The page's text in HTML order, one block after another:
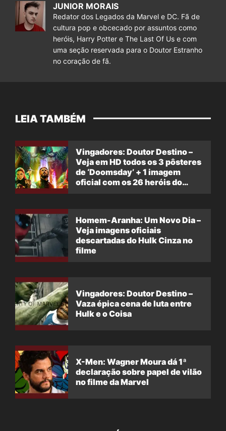
JUNIOR MORAIS
Redator dos Legados da Marvel e DC. Fã de
cultura pop e obcecado por assuntos como
heróis, Harry Potter e The Last Of Us e com
uma seção reservada para o Doutor Estranho
no coração de fã.
LEIA TAMBÉM
Vingadores: Doutor Destino –
Veja em HD todos os 3 pôsteres
de ‘Doomsday’ + 1 imagem
oficial com os 26 heróis do
Homem-Aranha: Um Novo Dia –
Veja imagens oficiais
descartadas do Hulk Cinza no
filme
Vingadores: Doutor Destino –
Vaza épica cena de luta entre
Hulk e o Coisa
X-Men: Wagner Moura dá 1ª
declaração sobre papel de vilão
no filme da Marvel